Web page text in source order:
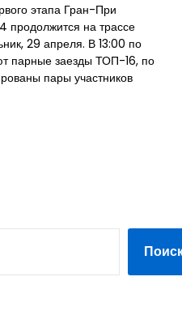
этапа Гран-При
продолжится на трассе
29 апреля. В 13:00 по
парные заезды ТОП-16, по
пары участников